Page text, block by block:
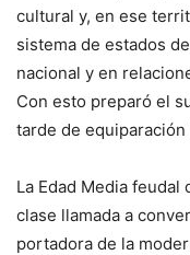
cultural y, en ese
sistema de estados
nacional y en
Con esto preparó el
tarde de
La Edad Media
clase llamada a
portadora de la